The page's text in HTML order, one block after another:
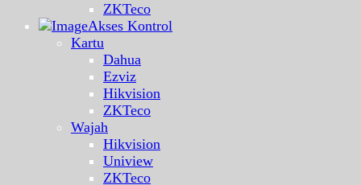
ZKTeco
Akses Kontrol
Kartu
Dahua
Ezviz
Hikvision
ZKTeco
Wajah
Hikvision
Uniview
ZKTeco